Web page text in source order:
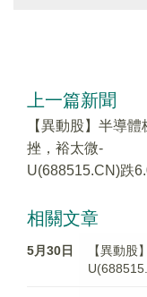
上一篇新聞
【異動股】半導體
挫，裕太微-
U(688515.CN)跌
相關文章
5月30日
【異動股